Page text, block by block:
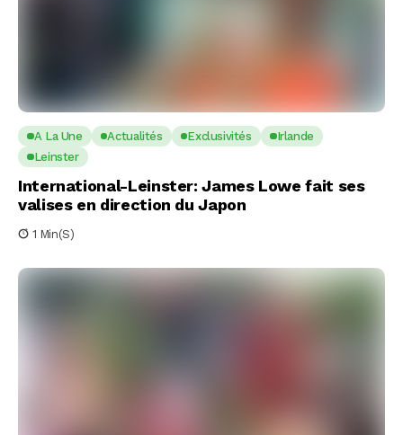
A La Une Actualités Exclusivités
Irlande
Leinster
International-Leinster: James Lowe fait ses
valises en direction du Japon
1 Min(s)